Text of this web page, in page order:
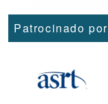
Patrocinado por